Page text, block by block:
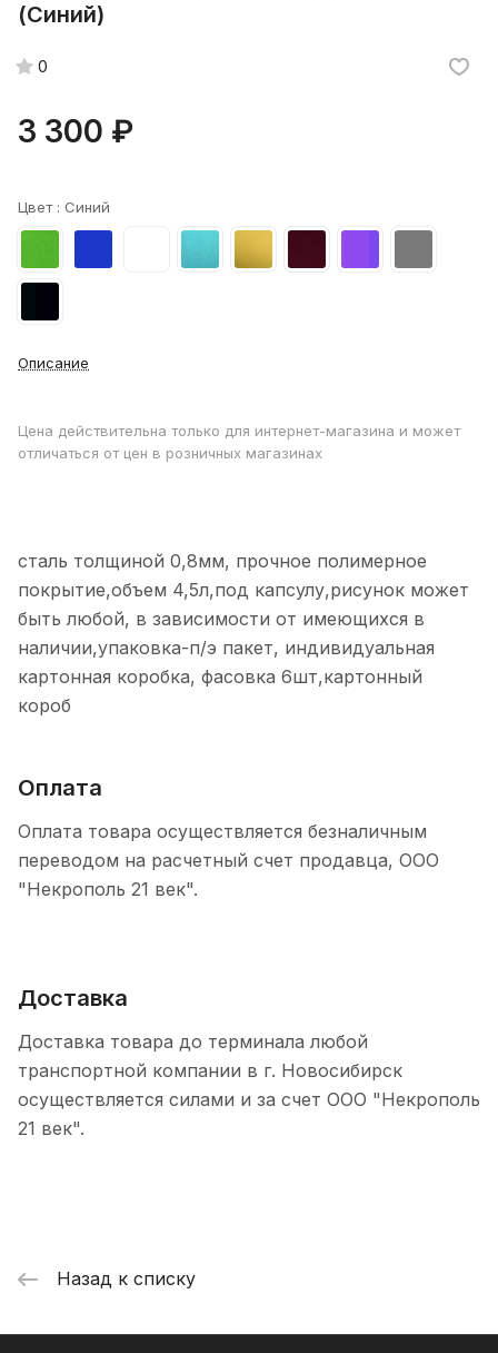
(Синий)
0
3 300 ₽
Цвет : Синий
Описание
Цена действительна только для интернет-магазина и может
отличаться от цен в розничных магазинах
сталь толщиной 0,8мм, прочное полимерное
покрытие,объем 4,5л,под капсулу,рисунок может
быть любой, в зависимости от имеющихся в
наличии,упаковка-п/э пакет, индивидуальная
картонная коробка, фасовка 6шт,картонный
короб
Оплата
Оплата товара осуществляется безналичным
переводом на расчетный счет продавца, ООО
"Некрополь 21 век".
Доставка
Доставка товара до терминала любой
транспортной компании в г. Новосибирск
осуществляется силами и за счет ООО "Некрополь
21 век".
Назад к списку